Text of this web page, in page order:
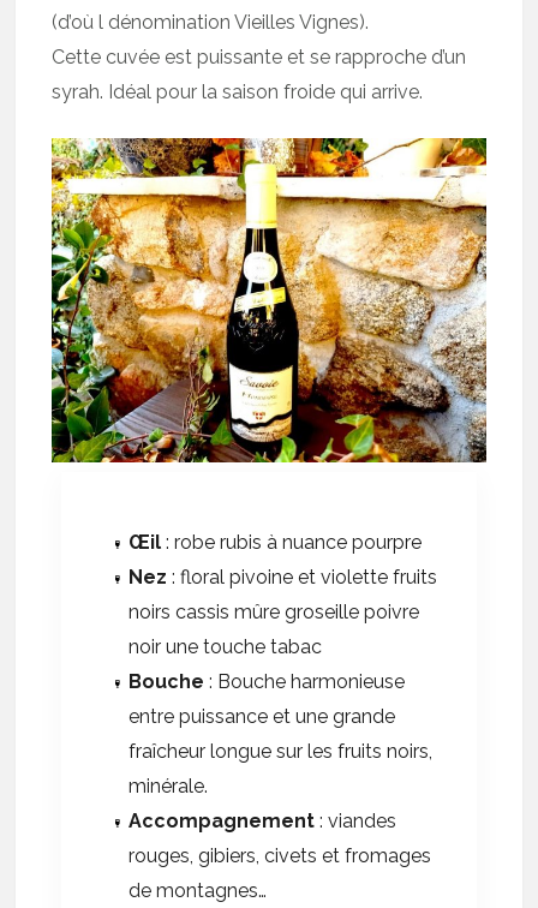
(d’où l dénomination Vieilles Vignes).
Cette cuvée est puissante et se rapproche d’un
syrah. Idéal pour la saison froide qui arrive.
Œil : robe rubis à nuance pourpre
Nez : floral pivoine et violette fruits
noirs cassis mûre groseille poivre
noir une touche tabac
Bouche : Bouche harmonieuse
entre puissance et une grande
fraîcheur longue sur les fruits noirs,
minérale.
Accompagnement : viandes
rouges, gibiers, civets et fromages
de montagnes…